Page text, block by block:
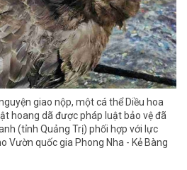
giao nộp, một cá thể Diều hoa
hoang dã được pháp luật bảo vệ đã
(tỉnh Quảng Trị) phối hợp với lực
Vườn quốc gia Phong Nha - Kẻ Bàng